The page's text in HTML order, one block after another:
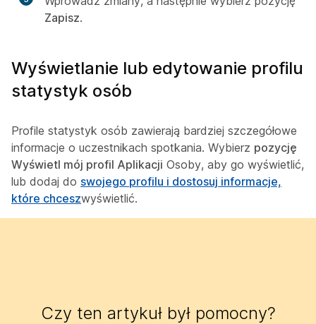
Zapisz.
Wyświetlanie lub edytowanie profilu
statystyk osób
Profile statystyk osób zawierają bardziej szczegółowe
informacje o uczestnikach spotkania. Wybierz pozycję
Wyświetl mój profil Aplikacji Osoby, aby go wyświetlić,
lub dodaj do swojego profilu i dostosuj informacje,
które chceszwyświetlić.
Czy ten artykuł był pomocny?